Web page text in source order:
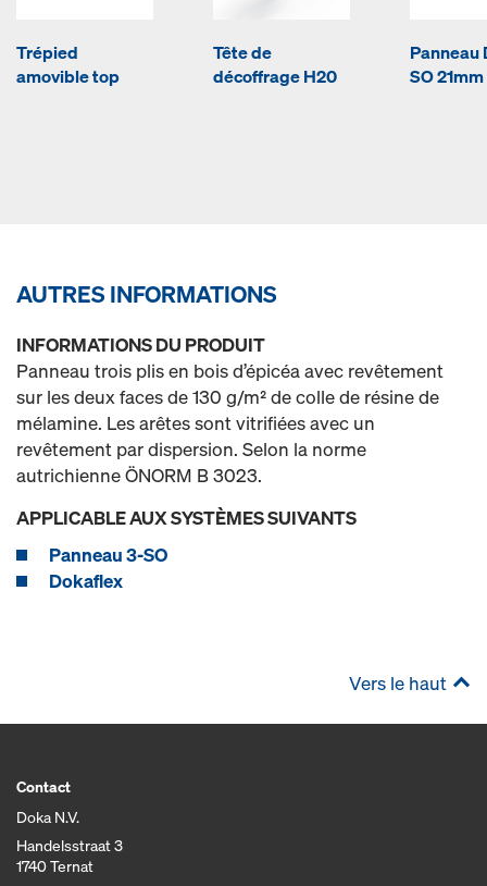
Trépied
amovible top
Tête de
décoffrage H20
Panneau
SO 21mm
AUTRES INFORMATIONS
INFORMATIONS DU PRODUIT
Panneau trois plis en bois d’épicéa avec revêtement
sur les deux faces de 130 g/m² de colle de résine de
mélamine. Les arêtes sont vitrifiées avec un
revêtement par dispersion. Selon la norme
autrichienne ÖNORM B 3023.
APPLICABLE AUX SYSTÈMES SUIVANTS
Panneau 3-SO
Dokaflex
Vers le haut
Contact
Doka N.V.
Handelsstraat 3
1740 Ternat